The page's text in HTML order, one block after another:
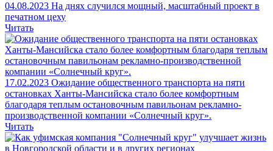
04.08.2023 На днях случился мощный, масштабный проект в
печатном цеху
Читать
17.02.2023 Ожидание общественного транспорта на пяти
остановках Ханты-Мансийска стало более комфортным
благодаря теплым остановочным павильонам рекламно-
производственной компании «Солнечный круг».
Читать